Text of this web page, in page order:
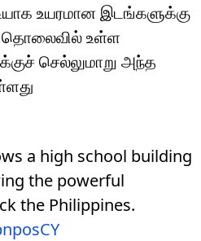
உயரமான இடங்களுக்கு
தொலைவில் உள்ள
செல்லுமாறு அந்த
a high school building
the powerful
the Philippines.